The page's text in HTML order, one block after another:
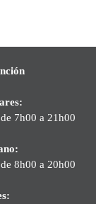
7h00 a 21h00
8h00 a 20h00